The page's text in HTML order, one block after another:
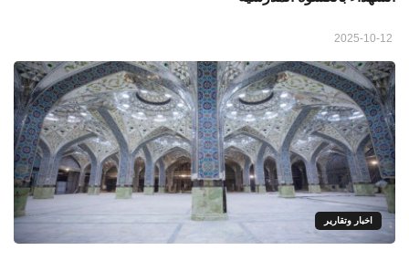
اخبار وتقارير